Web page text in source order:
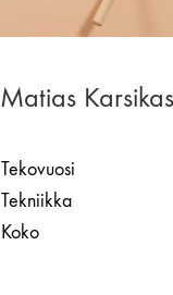
Matias
Tekovuosi
Tekniikka
Koko